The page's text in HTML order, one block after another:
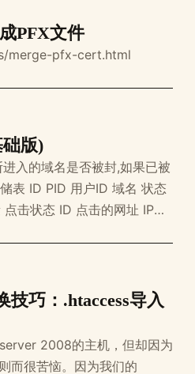
PFX文件
merge-pfx-cert.html
版)
入的域名是否被封,如果已被
表 ID PID 用户ID 域名 状态
击状态 ID 点击的网址 IP
封禁,改变该网址的
技巧：.htaccess导入
2008的主机，但却因为
而很苦恼。因为我们的